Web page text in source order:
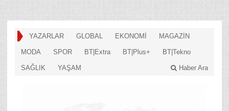
YAZARLAR GLOBAL EKONOMİ MAGAZİN
MODA SPOR BT|Extra BT|Plus+ BT|Tekno
SAĞLIK YAŞAM Haber Ara